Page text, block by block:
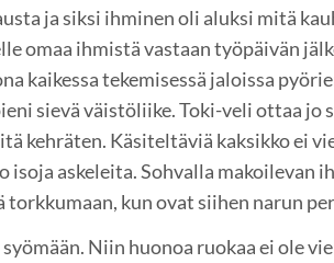
ja siksi ihminen oli aluksi mitä
omaa ihmistä vastaan työpäivän
kaikessa tekemisessä jaloissa
sievä väistöliike. Toki-veli ottaa jo
kehräten. Käsiteltäviä kaksikko ei
isoja askeleita. Sohvalla makoilevan
torkkumaan, kun ovat siihen narun
Niin huonoa ruokaa ei ole